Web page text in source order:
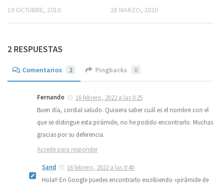
19 OCTUBRE, 2010 28 MARZO, 2020
2 RESPUESTAS
Comentarios 2 Pingbacks 0
Fernando
16 febrero, 2022 a las 0:25
Buen día, cordial saludo. Quisiera saber cuál es el nombre con el
que se distingue esta pirámide, no he podido encontrarlo. Muchas
gracias por su deferencia.
Accede para responder
Sand
16 febrero, 2022 a las 0:40
Hola!! En Google puedes encontrarlo escribiendo «pirámide de